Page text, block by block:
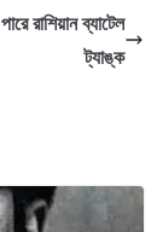
রাশিয়ান ব্যাটেল
ট্যাঙ্ক